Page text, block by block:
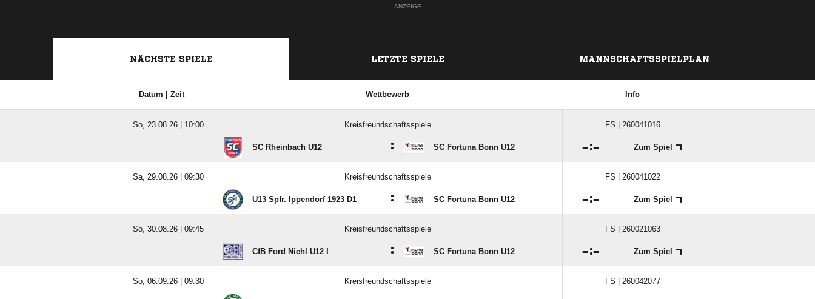
ANZEIGE
NÄCHSTE SPIELE LETZTE SPIELE MANNSCHAFTSSPIELPLAN
Datum | Zeit Wettbewerb Info
So, 23.08.26 | 10:00 Kreisfreundschaftsspiele FS | 260041016
SC Rheinbach U12 : SC Fortuna Bonn U12 : Zum Spiel
Sa, 29.08.26 | 09:30 Kreisfreundschaftsspiele FS | 260041022
U13 Spfr. Ippendorf 1923 D1 : SC Fortuna Bonn U12 : Zum Spiel
So, 30.08.26 | 09:45 Kreisfreundschaftsspiele FS | 260021063
CfB Ford Niehl U12 I : SC Fortuna Bonn U12 : Zum Spiel
So, 06.09.26 | 09:30 Kreisfreundschaftsspiele FS | 260042077